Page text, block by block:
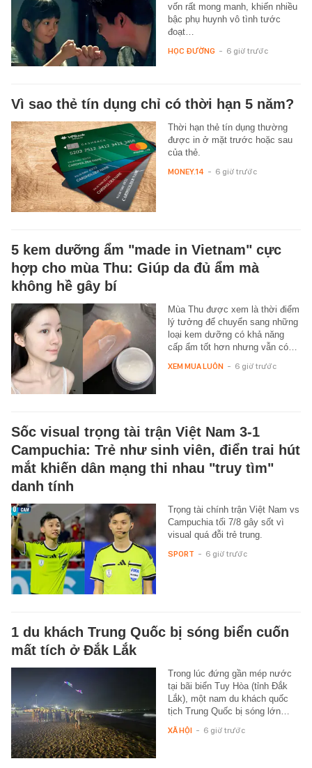
vốn rất mong manh, khiến nhiều
bậc phụ huynh vô tình tước
đoạt…
HỌC ĐƯỜNG - 6 giờ trước
Vì sao thẻ tín dụng chỉ có thời hạn 5 năm?
Thời hạn thẻ tín dụng thường
được in ở mặt trước hoặc sau
của thẻ.
MONEY.14 - 6 giờ trước
5 kem dưỡng ẩm "made in Vietnam" cực
hợp cho mùa Thu: Giúp da đủ ẩm mà
không hề gây bí
Mùa Thu được xem là thời điểm
lý tưởng để chuyển sang những
loại kem dưỡng có khả năng
cấp ẩm tốt hơn nhưng vẫn có…
XEM MUA LUÔN - 6 giờ trước
Sốc visual trọng tài trận Việt Nam 3-1
Campuchia: Trẻ như sinh viên, điển trai hút
mắt khiến dân mạng thi nhau "truy tìm"
danh tính
Trọng tài chính trận Việt Nam vs
Campuchia tối 7/8 gây sốt vì
visual quá đỗi trẻ trung.
SPORT - 6 giờ trước
1 du khách Trung Quốc bị sóng biển cuốn
mất tích ở Đắk Lắk
Trong lúc đứng gần mép nước
tại bãi biển Tuy Hòa (tỉnh Đắk
Lắk), một nam du khách quốc
tịch Trung Quốc bị sóng lớn…
XÃ HỘI - 6 giờ trước